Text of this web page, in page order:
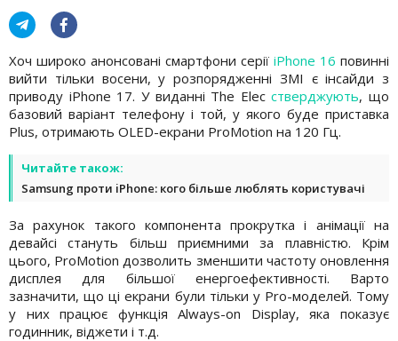
Хоч широко анонсовані смартфони серії iPhone 16 повинні
вийти тільки восени, у розпорядженні ЗМІ є інсайди з
приводу iPhone 17. У виданні The Elecстверджують, що
базовий варіант телефону і той, у якого буде приставка
Plus, отримають OLED-екрани ProMotion на 120 Гц.
Читайте також:
Samsung проти iPhone: кого більше люблять користувачі
За рахунок такого компонента прокрутка і анімації на
девайсі стануть більш приємними за плавністю. Крім
цього, ProMotion дозволить зменшити частоту оновлення
дисплея для більшої енергоефективності. Варто
зазначити, що ці екрани були тільки у Pro-моделей. Тому
у них працює функція Always-on Display, яка показує
годинник, віджети і т.д.